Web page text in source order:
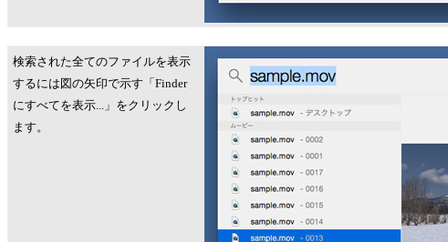
検索された全てのファイルを表示
するには図の矢印で示す「Finder
にすべてを表示...」をクリックし
ます。